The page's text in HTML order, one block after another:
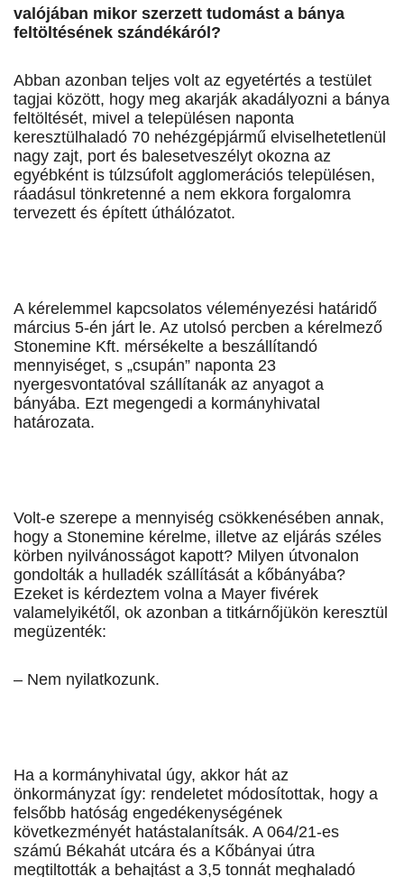
valójában mikor szerzett tudomást a bánya
feltöltésének szándékáról?
Abban azonban teljes volt az egyetértés a testület
tagjai között, hogy meg akarják akadályozni a bánya
feltöltését, mivel a településen naponta
keresztülhaladó 70 nehézgépjármű elviselhetetlenül
nagy zajt, port és balesetveszélyt okozna az
egyébként is túlzsúfolt agglomerációs településen,
ráadásul tönkretenné a nem ekkora forgalomra
tervezett és épített úthálózatot.
A kérelemmel kapcsolatos véleményezési határidő
március 5-én járt le. Az utolsó percben a kérelmező
Stonemine Kft. mérsékelte a beszállítandó
mennyiséget, s „csupán” naponta 23
nyergesvontatóval szállítanák az anyagot a
bányába. Ezt megengedi a kormányhivatal
határozata.
Volt-e szerepe a mennyiség csökkenésében annak,
hogy a Stonemine kérelme, illetve az eljárás széles
körben nyilvánosságot kapott? Milyen útvonalon
gondolták a hulladék szállítását a kőbányába?
Ezeket is kérdeztem volna a Mayer fivérek
valamelyikétől, ok azonban a titkárnőjükön keresztül
megüzenték:
– Nem nyilatkozunk.
Ha a kormányhivatal úgy, akkor hát az
önkormányzat így: rendeletet módosítottak, hogy a
felsőbb hatóság engedékenységének
következményét hatástalanítsák. A 064/21-es
számú Békahát utcára és a Kőbányai útra
megtiltották a behajtást a 3,5 tonnát meghaladó